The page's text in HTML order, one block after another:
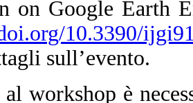
on Google Earth
10.3390/
sull’evento.
al workshop è